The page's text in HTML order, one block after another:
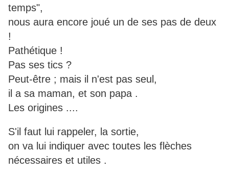
temps",
nous aura encore joué un de ses pas de deux
!
Pathétique !
Pas ses tics ?
Peut-être ; mais il n'est pas seul,
il a sa maman, et son papa .
Les origines ....
S'il faut lui rappeler, la sortie,
on va lui indiquer avec toutes les flèches
nécessaires et utiles .